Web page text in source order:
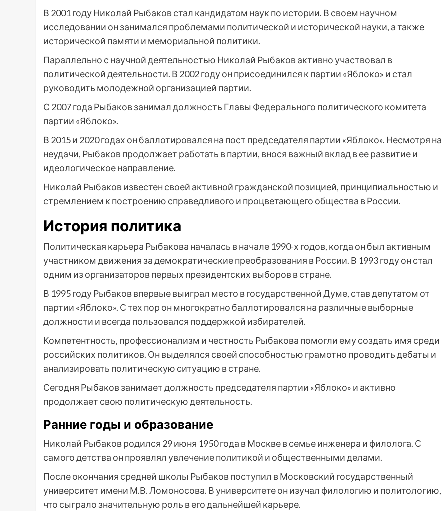
В 2001 году Николай Рыбаков стал кандидатом наук по истории. В своем научном
исследовании он занимался проблемами политической и исторической науки, а также
исторической памяти и мемориальной политики.
Параллельно с научной деятельностью Николай Рыбаков активно участвовал в
политической деятельности. В 2002 году он присоединился к партии «Яблоко» и стал
руководить молодежной организацией партии.
С 2007 года Рыбаков занимал должность Главы Федерального политического комитета
партии «Яблоко».
В 2015 и 2020 годах он баллотировался на пост председателя партии «Яблоко». Несмотря на
неудачи, Рыбаков продолжает работать в партии, внося важный вклад в ее развитие и
идеологическое направление.
Николай Рыбаков известен своей активной гражданской позицией, принципиальностью и
стремлением к построению справедливого и процветающего общества в России.
История политика
Политическая карьера Рыбакова началась в начале 1990-х годов, когда он был активным
участником движения за демократические преобразования в России. В 1993 году он стал
одним из организаторов первых президентских выборов в стране.
В 1995 году Рыбаков впервые выиграл место в государственной Думе, став депутатом от
партии «Яблоко». С тех пор он многократно баллотировался на различные выборные
должности и всегда пользовался поддержкой избирателей.
Компетентность, профессионализм и честность Рыбакова помогли ему создать имя среди
российских политиков. Он выделялся своей способностью грамотно проводить дебаты и
анализировать политическую ситуацию в стране.
Сегодня Рыбаков занимает должность председателя партии «Яблоко» и активно
продолжает свою политическую деятельность.
Ранние годы и образование
Николай Рыбаков родился 29 июня 1950 года в Москве в семье инженера и филолога. С
самого детства он проявлял увлечение политикой и общественными делами.
После окончания средней школы Рыбаков поступил в Московский государственный
университет имени М.В. Ломоносова. В университете он изучал филологию и политологию,
что сыграло значительную роль в его дальнейшей карьере.